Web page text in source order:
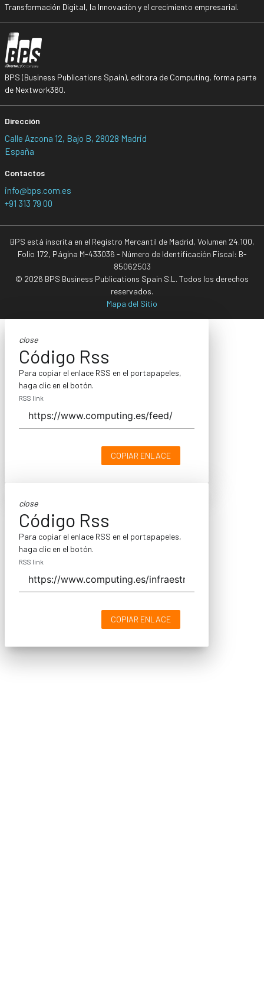
Transformación Digital, la Innovación y el crecimiento empresarial.
BPS (Business Publications Spain), editora de Computing, forma parte
de Nextwork360.
Dirección
Calle Azcona 12, Bajo B, 28028 Madrid
España
Contactos
info@bps.com.es
+91 313 79 00
BPS está inscrita en el Registro Mercantil de Madrid, Volumen 24.100,
Folio 172, Página M-433036 - Número de Identificación Fiscal: B-
85062503
© 2026 BPS Business Publications Spain S.L. Todos los derechos
reservados.
Mapa del Sitio
close
Código Rss
Para copiar el enlace RSS en el portapapeles,
haga clic en el botón.
RSS link
COPIAR ENLACE
close
Código Rss
Para copiar el enlace RSS en el portapapeles,
haga clic en el botón.
RSS link
COPIAR ENLACE